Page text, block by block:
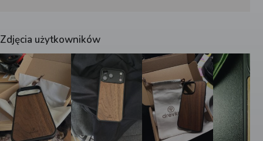
e
:
Zdjęcia użytkowników